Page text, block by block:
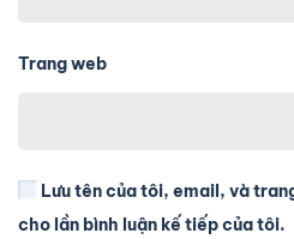
Trang web
Lưu tên của tôi, email, và
cho lần bình luận kế tiếp của tôi.